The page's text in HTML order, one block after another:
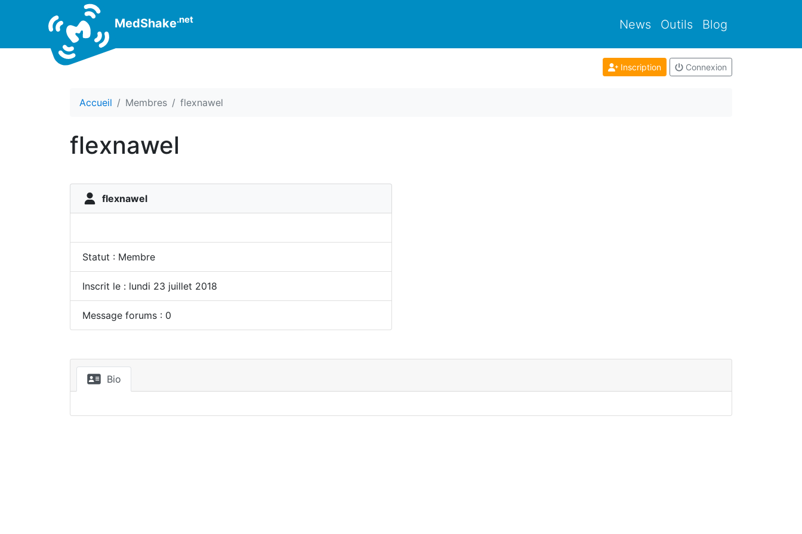
MedShake.net News Outils Blog
Inscription Connexion
Accueil Membres flexnawel
flexnawel
flexnawel
Statut : Membre
Inscrit le : lundi 23 juillet 2018
Message forums : 0
Bio